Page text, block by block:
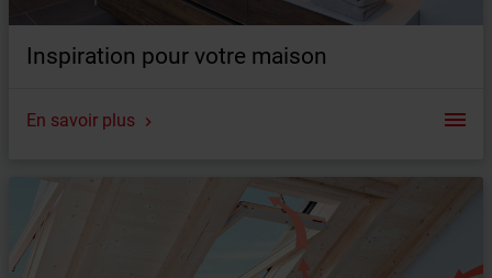
Inspiration pour votre maison
Exemples de référence
En savoir plus